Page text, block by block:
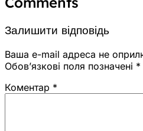
Залишити відповідь
Ваша e-mail адреса не
Обов’язкові поля позначені *
Коментар *